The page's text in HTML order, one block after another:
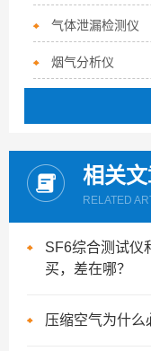
气体泄漏检测仪
烟气分析仪
相关
RELATED
SF6综合测试仪
买，差在哪？
压缩空气为什么